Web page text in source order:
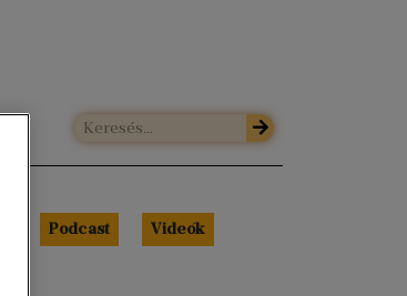
Podcast Videók